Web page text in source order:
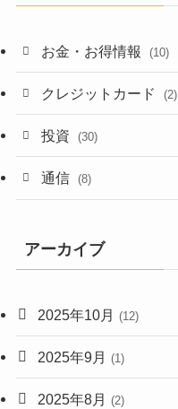
お金・お得情報 (10)
クレジットカード (2)
投資 (30)
通信 (8)
アーカイブ
2025年10月 (12)
2025年9月 (1)
2025年8月 (2)